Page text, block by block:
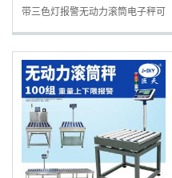
带三色灯报警无动力滚筒电子秤可
对接erp系统